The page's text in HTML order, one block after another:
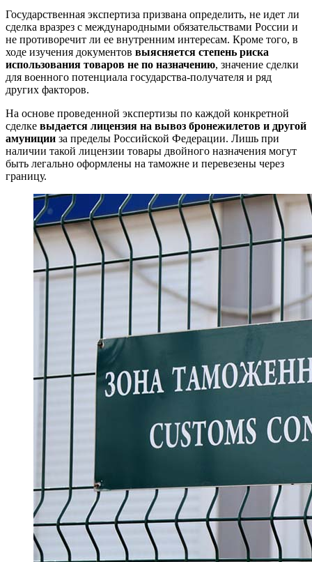
Государственная экспертиза призвана определить, не идет ли
сделка вразрез с международными обязательствами России и
не противоречит ли ее внутренним интересам. Кроме того, в
ходе изучения документов выясняется степень риска
использования товаров не по назначению, значение сделки
для военного потенциала государства-получателя и ряд
других факторов.
На основе проведенной экспертизы по каждой конкретной
сделке выдается лицензия на вывоз бронежилетов и другой
амуниции за пределы Российской Федерации. Лишь при
наличии такой лицензии товары двойного назначения могут
быть легально оформлены на таможне и перевезены через
границу.